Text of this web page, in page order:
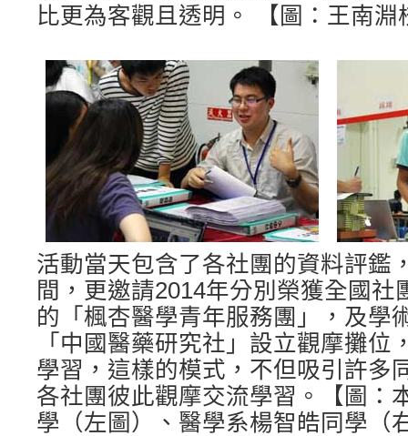
比更為客觀且透明。 【圖：王南淵
活動當天包含了各社團的資料評鑑
間，更邀請2014年分別榮獲全國社
的「楓杏醫學青年服務團」，及學
「中國醫藥研究社」設立觀摩攤位
學習，這樣的模式，不但吸引許多
各社團彼此觀摩交流學習。【圖：
學（左圖）、醫學系楊智皓同學（